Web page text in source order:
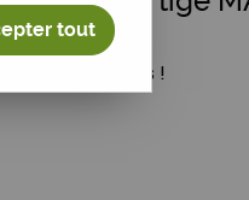
votre avis !
tout